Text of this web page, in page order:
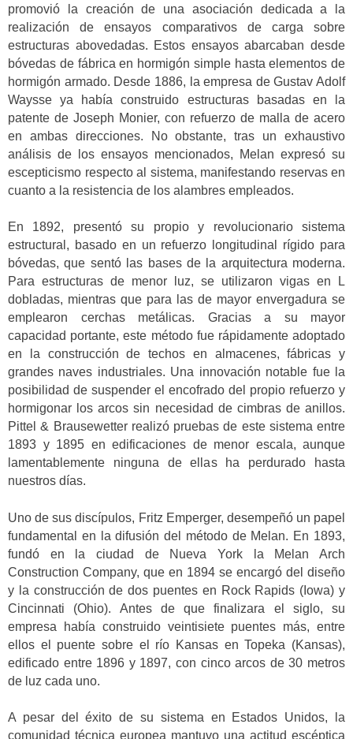
promovió la creación de una asociación dedicada a la
realización de ensayos comparativos de carga sobre
estructuras abovedadas. Estos ensayos abarcaban desde
bóvedas de fábrica en hormigón simple hasta elementos de
hormigón armado. Desde 1886, la empresa de Gustav Adolf
Waysse ya había construido estructuras basadas en la
patente de Joseph Monier, con refuerzo de malla de acero
en ambas direcciones. No obstante, tras un exhaustivo
análisis de los ensayos mencionados, Melan expresó su
escepticismo respecto al sistema, manifestando reservas en
cuanto a la resistencia de los alambres empleados.
En 1892, presentó su propio y revolucionario sistema
estructural, basado en un refuerzo longitudinal rígido para
bóvedas, que sentó las bases de la arquitectura moderna.
Para estructuras de menor luz, se utilizaron vigas en L
dobladas, mientras que para las de mayor envergadura se
emplearon cerchas metálicas. Gracias a su mayor
capacidad portante, este método fue rápidamente adoptado
en la construcción de techos en almacenes, fábricas y
grandes naves industriales. Una innovación notable fue la
posibilidad de suspender el encofrado del propio refuerzo y
hormigonar los arcos sin necesidad de cimbras de anillos.
Pittel & Brausewetter realizó pruebas de este sistema entre
1893 y 1895 en edificaciones de menor escala, aunque
lamentablemente ninguna de ellas ha perdurado hasta
nuestros días.
Uno de sus discípulos, Fritz Emperger, desempeñó un papel
fundamental en la difusión del método de Melan. En 1893,
fundó en la ciudad de Nueva York la Melan Arch
Construction Company, que en 1894 se encargó del diseño
y la construcción de dos puentes en Rock Rapids (Iowa) y
Cincinnati (Ohio). Antes de que finalizara el siglo, su
empresa había construido veintisiete puentes más, entre
ellos el puente sobre el río Kansas en Topeka (Kansas),
edificado entre 1896 y 1897, con cinco arcos de 30 metros
de luz cada uno.
A pesar del éxito de su sistema en Estados Unidos, la
comunidad técnica europea mantuvo una actitud escéptica